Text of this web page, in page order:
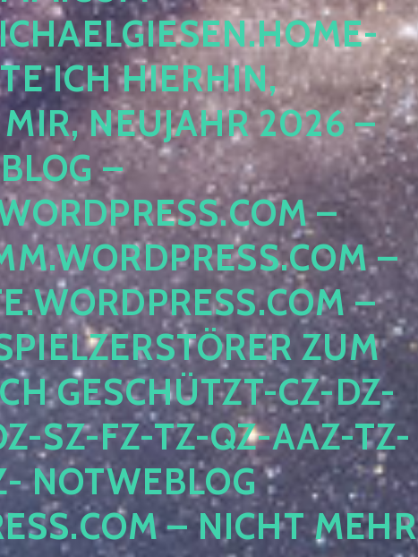
B
ICH HIERHIN, I
NEUJAHR 2026 – N
– F
– D
– L
– A
ZUM S
GESCHÜTZT-CZ-DZ-ZZ
FZ-TZ-QZ-AAZ-TZ-HZ
PE
– NICHT MEHR BE